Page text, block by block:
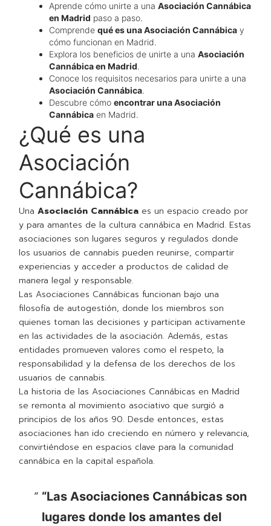
Aprende cómo unirte a unaAsociación Cannábica
en Madrid paso a paso.
Comprendequé es una Asociación Cannábica y
cómo funcionan en Madrid.
Explora los beneficios de unirte a unaAsociación
Cannábica en Madrid.
Conoce los requisitos necesarios para unirte a una
Asociación Cannábica.
Descubre cómoencontrar una Asociación
Cannábica en Madrid.
¿Qué es una
Asociación
Cannábica?
UnaAsociación Cannábica es un espacio creado por
y para amantes de la cultura cannábica en Madrid. Estas
asociaciones son lugares seguros y regulados donde
los usuarios de cannabis pueden reunirse, compartir
experiencias y acceder a productos de calidad de
manera legal y responsable.
Las Asociaciones Cannábicas funcionan bajo una
filosofía de autogestión, donde los miembros son
quienes toman las decisiones y participan activamente
en las actividades de la asociación. Además, estas
entidades promueven valores como el respeto, la
responsabilidad y la defensa de los derechos de los
usuarios de cannabis.
La historia de las Asociaciones Cannábicas en Madrid
se remonta al movimiento asociativo que surgió a
principios de los años 90. Desde entonces, estas
asociaciones han ido creciendo en número y relevancia,
convirtiéndose en espacios clave para la comunidad
cannábica en la capital española.
“Las Asociaciones Cannábicas son
lugares donde los amantes del